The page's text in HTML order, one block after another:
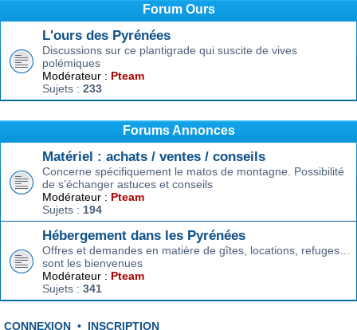
Forum Ours
L'ours des Pyrénées
Discussions sur ce plantigrade qui suscite de vives
polémiques
Modérateur : Pteam
Sujets : 233
Forums Annonces
Matériel : achats / ventes / conseils
Concerne spécifiquement le matos de montagne. Possibilité
de s’échanger astuces et conseils
Modérateur : Pteam
Sujets : 194
Hébergement dans les Pyrénées
Offres et demandes en matière de gîtes, locations, refuges…
sont les bienvenues
Modérateur : Pteam
Sujets : 341
CONNEXION • INSCRIPTION